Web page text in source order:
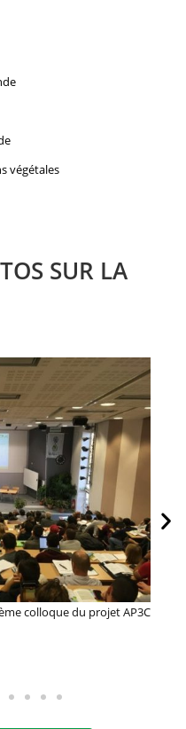
végétales
SUR LA
au changement climatique
et localisées, une priorité à